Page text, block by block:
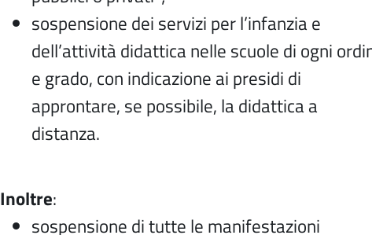
sospensione dei servizi per l’infanzia e
dell’attività didattica nelle scuole di ogni
e grado, con indicazione ai presidi di
approntare, se possibile, la didattica a
distanza.
Inoltre:
sospensione di tutte le manifestazioni